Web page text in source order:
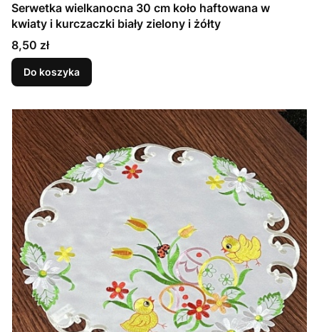
Serwetka wielkanocna 30 cm koło haftowana w
kwiaty i kurczaczki biały zielony i żółty
Cena
8,50 zł
Do koszyka